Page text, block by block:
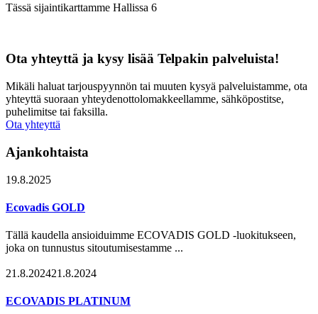
Tässä sijaintikarttamme Hallissa 6
Ota yhteyttä ja kysy lisää Telpakin palveluista!
Mikäli haluat tarjouspyynnön tai muuten kysyä palveluistamme, ota
yhteyttä suoraan yhteydenottolomakkeellamme, sähköpostitse,
puhelimitse tai faksilla.
Ota yhteyttä
Ajankohtaista
19.8.2025
Ecovadis GOLD
Tällä kaudella ansioiduimme ECOVADIS GOLD -luokitukseen,
joka on tunnustus sitoutumisestamme ...
21.8.202421.8.2024
ECOVADIS PLATINUM